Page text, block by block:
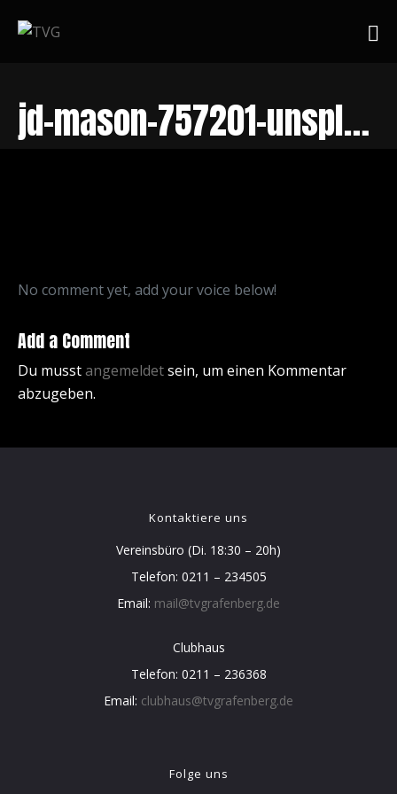
jd-mason-757201-unsplash
No comment yet, add your voice below!
Add a Comment
Du musstangemeldetsein, um einen Kommentar
abzugeben.
Kontaktiere uns
Vereinsbüro (Di. 18:30 – 20h)
Telefon: 0211 – 234505
Email: mail@tvgrafenberg.de
Clubhaus
Telefon: 0211 – 236368
Email: clubhaus@tvgrafenberg.de
Folge uns